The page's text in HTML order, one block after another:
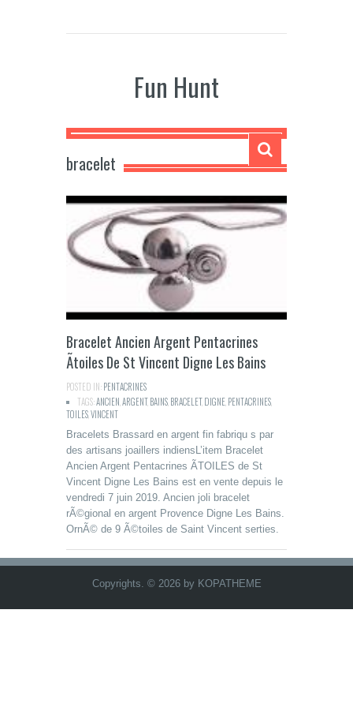
Fun Hunt
bracelet
Bracelet Ancien Argent Pentacrines
Ãtoiles De St Vincent Digne Les Bains
POSTED IN:PENTACRINES
TAGS:ANCIEN ARGENT,BAINS BRACELET,DIGNE PENTACRINES
TOILESVINCENT
Bracelets Brassard en argent fin fabriqu s par
des artisans joaillers indiensL’item Bracelet
Ancien Argent Pentacrines ÃTOILES de St
Vincent Digne Les Bains est en vente depuis le
vendredi 7 juin 2019. Ancien joli bracelet
rÃ©gional en argent Provence Digne Les Bains.
OrnÃ© de 9 Ã©toiles de Saint Vincent serties.
Copyrights. © 2026 by KOPATHEME